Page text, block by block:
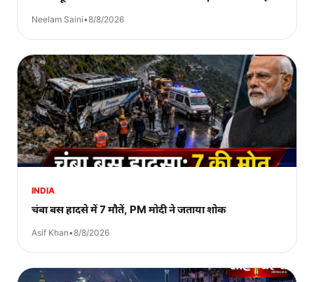
Neelam Saini•8/8/2026
INDIA
चंबा बस हादसे में 7 मौतें, PM मोदी ने जताया शोक
Asif Khan•8/8/2026